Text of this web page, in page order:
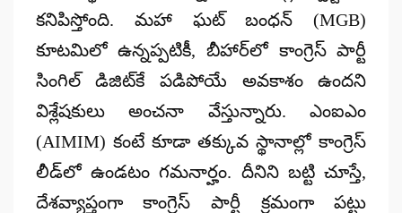
కనిపిస్తోంది. మహా ఘట్ బంధన్ (MGB)
కూటమిలో ఉన్నప్పటికీ, బీహార్‌లో కాంగ్రెస్ పార్టీ
సింగిల్ డిజిట్‌కే పడిపోయే అవకాశం ఉందని
విశ్లేషకులు అంచనా వేస్తున్నారు. ఎంఐఎం
(AIMIM) కంటే కూడా తక్కువ స్థానాల్లో కాంగ్రెస్
లీడ్‌లో ఉండటం గమనార్హం. దీనిని బట్టి చూస్తే,
దేశవ్యాప్తంగా కాంగ్రెస్ పార్టీ క్రమంగా పట్టు